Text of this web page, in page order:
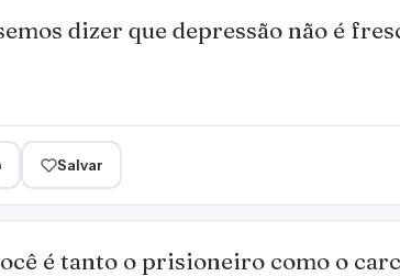
dizer que depressão não é
Salvar
é tanto o prisioneiro como o